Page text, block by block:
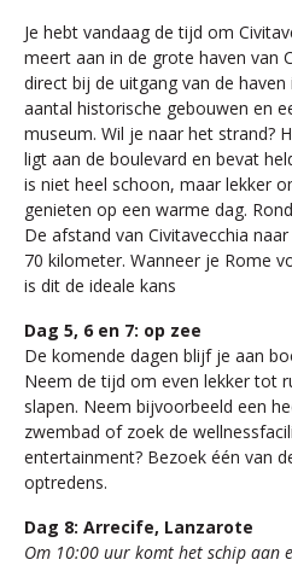
Je hebt vandaag de tijd om
meert aan in de grote haven van
direct bij de uitgang van de haven
aantal historische gebouwen en
museum. Wil je naar het strand?
ligt aan de boulevard en bevat
is niet heel schoon, maar lekker
genieten op een warme dag.
De afstand van Civitavecchia
70 kilometer. Wanneer je Rome
is dit de ideale kans
Dag 5, 6 en 7: op zee
De komende dagen blijf je aan
Neem de tijd om even lekker tot
slapen. Neem bijvoorbeeld een
zwembad of zoek de
entertainment? Bezoek één van
optredens.
Dag 8: Arrecife, Lanzarote
Om 10:00 uur komt het schip aan